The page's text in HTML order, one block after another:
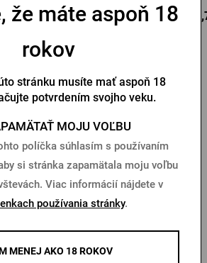
24,50 €
Do
košíka
otcov, ktorý
bez slov
na veľké gestá. Možno povie, že nič
vyberiete darček, ktorý mu bude
personalizovanom kúsku, dôležité je,
že máte aspoň 18
rokov
stránku musíte mať aspoň 18
potvrdením svojho veku.
MOJU VOĽBU
políčka súhlasím s používaním
si stránka zapamätala moju voľbu
Viac informácií nájdete v
používania stránky.
MENEJ AKO 18 ROKOV